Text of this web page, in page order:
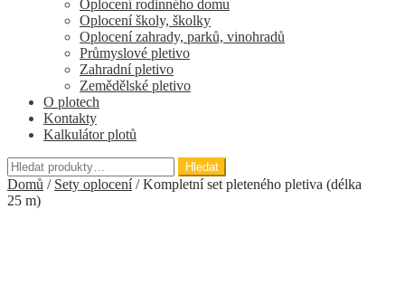
Oplocení rodinného domu
Oplocení školy, školky
Oplocení zahrady, parků, vinohradů
Průmyslové pletivo
Zahradní pletivo
Zemědělské pletivo
O plotech
Kontakty
Kalkulátor plotů
Hledat:
Hledat
Domů / Sety oplocení/Kompletní set pleteného pletiva (délka
25 m)